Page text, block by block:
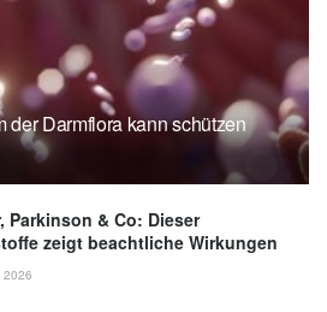
der Darmflora kann schützen
Parkinson & Co: Dieser
zeigt beachtliche Wirkungen
2026